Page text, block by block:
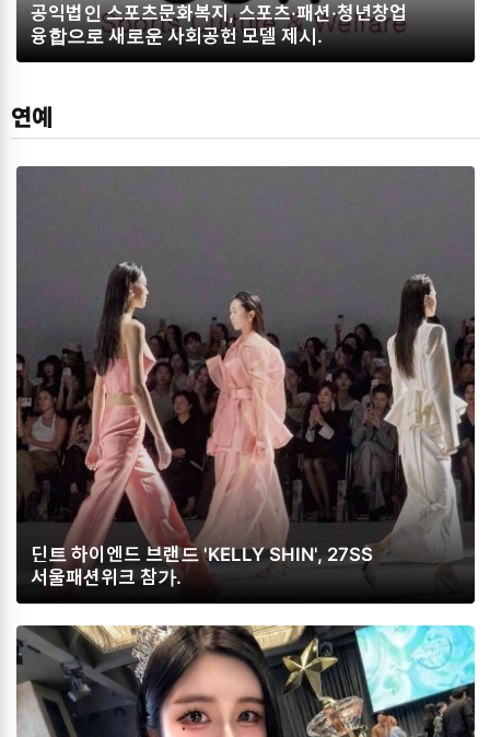
공익법인 스포츠문화복지, 스포츠·패션·청년창업
융합으로 새로운 사회공헌 모델 제시.
연예
딘트 하이엔드 브랜드 'KELLY SHIN', 27SS
서울패션위크 참가.